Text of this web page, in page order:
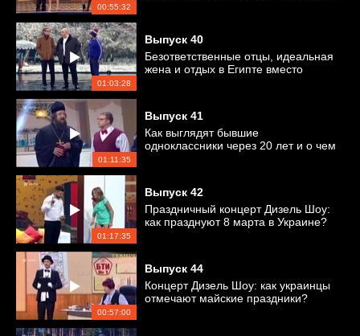
00:55:32
01:03:28
Выпуск 40
Безответственные отцы, идеальная
жена и отдых в Египте вместо
01:11:35
Выпуск 41
Как выглядят бывшие
одноклассники через 20 лет и о чем
01:17:35
Выпуск 42
Праздничный концерт Дизель Шоу:
как празднуют 8 марта в Украине?
00:57:00
Выпуск 44
Концерт Дизель Шоу: как украинцы
отмечают майские праздники?